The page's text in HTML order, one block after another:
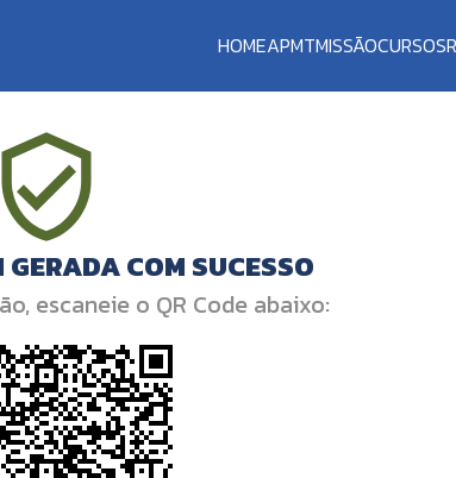
HOMEAPMTMISSÃOCURSOS
COM SUCESSO
escaneie o QR Code abaixo: